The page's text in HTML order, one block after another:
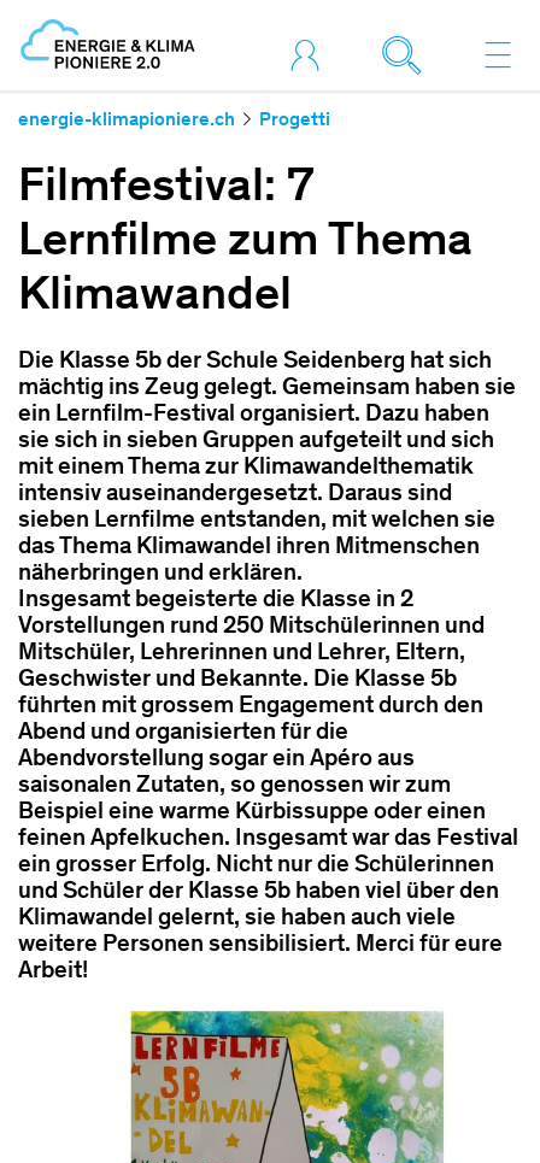
energie-klimapioniere.ch Progetti
Filmfestival: 7
Lernfilme zum Thema
Klimawandel
Die Klasse 5b der Schule Seidenberg hat sich
mächtig ins Zeug gelegt. Gemeinsam haben sie
ein Lernfilm-Festival organisiert. Dazu haben
sie sich in sieben Gruppen aufgeteilt und sich
mit einem Thema zur Klimawandelthematik
intensiv auseinandergesetzt. Daraus sind
sieben Lernfilme entstanden, mit welchen sie
das Thema Klimawandel ihren Mitmenschen
näherbringen und erklären.
Insgesamt begeisterte die Klasse in 2
Vorstellungen rund 250 Mitschülerinnen und
Mitschüler, Lehrerinnen und Lehrer, Eltern,
Geschwister und Bekannte. Die Klasse 5b
führten mit grossem Engagement durch den
Abend und organisierten für die
Abendvorstellung sogar ein Apéro aus
saisonalen Zutaten, so genossen wir zum
Beispiel eine warme Kürbissuppe oder einen
feinen Apfelkuchen. Insgesamt war das Festival
ein grosser Erfolg. Nicht nur die Schülerinnen
und Schüler der Klasse 5b haben viel über den
Klimawandel gelernt, sie haben auch viele
weitere Personen sensibilisiert. Merci für eure
Arbeit!